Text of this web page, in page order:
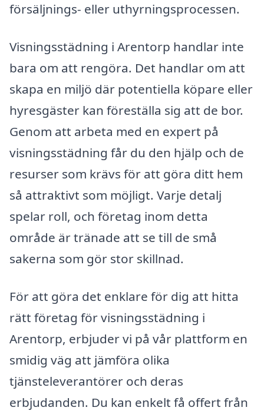
försäljnings- eller uthyrningsprocessen.
Visningsstädning i Arentorp handlar inte
bara om att rengöra. Det handlar om att
skapa en miljö där potentiella köpare eller
hyresgäster kan föreställa sig att de bor.
Genom att arbeta med en expert på
visningsstädning får du den hjälp och de
resurser som krävs för att göra ditt hem
så attraktivt som möjligt. Varje detalj
spelar roll, och företag inom detta
område är tränade att se till de små
sakerna som gör stor skillnad.
För att göra det enklare för dig att hitta
rätt företag för visningsstädning i
Arentorp, erbjuder vi på vår plattform en
smidig väg att jämföra olika
tjänsteleverantörer och deras
erbjudanden. Du kan enkelt få offert från